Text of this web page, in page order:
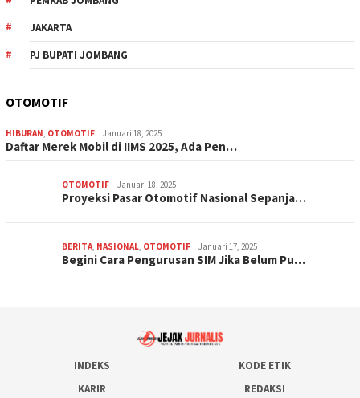
JAKARTA
PJ BUPATI JOMBANG
OTOMOTIF
HIBURAN, OTOMOTIF Januari 18, 2025
Daftar Merek Mobil di IIMS 2025, Ada Pen…
OTOMOTIF Januari 18, 2025
Proyeksi Pasar Otomotif Nasional Sepanja…
BERITA, NASIONAL, OTOMOTIF Januari 17, 2025
Begini Cara Pengurusan SIM Jika Belum Pu…
INDEKS
KODE ETIK
KARIR
REDAKSI